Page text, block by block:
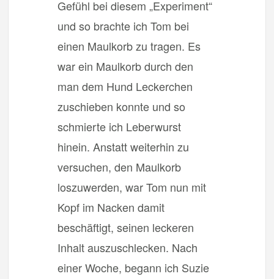
Gefühl bei diesem „Experiment“
und so brachte ich Tom bei
einen Maulkorb zu tragen. Es
war ein Maulkorb durch den
man dem Hund Leckerchen
zuschieben konnte und so
schmierte ich Leberwurst
hinein. Anstatt weiterhin zu
versuchen, den Maulkorb
loszuwerden, war Tom nun mit
Kopf im Nacken damit
beschäftigt, seinen leckeren
Inhalt auszuschlecken. Nach
einer Woche, begann ich Suzie